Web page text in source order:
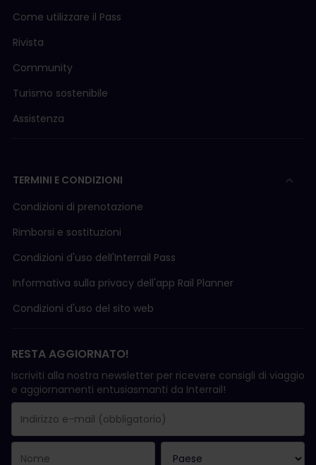
Come utilizzare il Pass
Rivista
Community
Turismo sostenibile
Assistenza
TERMINI E CONDIZIONI
Condizioni di prenotazione
Rimborsi e sostituzioni
Condizioni d'uso delI'Interrail Pass
Informativa sulla privacy dell'app Rail Planner
Condizioni d'uso del sito web
RESTA AGGIORNATO!
Iscriviti alla nostra newsletter per ricevere consigli di viaggio
e aggiornamenti entusiasmanti da Interrail!